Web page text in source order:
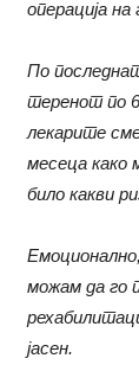
операција на
По
теренот по
лекарите
месеца како
било какви
можам да го
јасен.